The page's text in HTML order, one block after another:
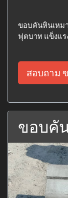
ขอบคันหินเหม
ฟุตบาท แข็งแร
สอบถาม
ขอบคั